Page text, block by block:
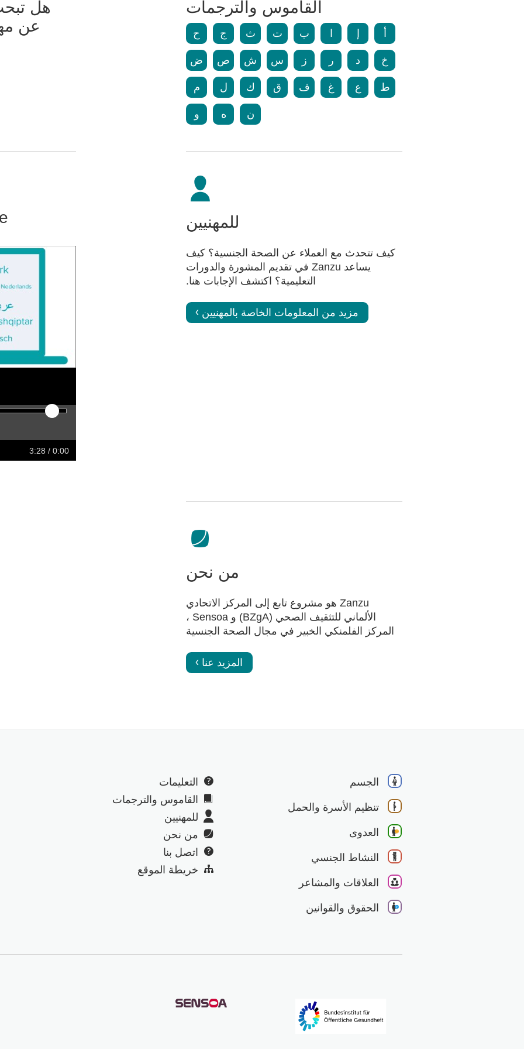
القاموس والترجمات
أ إ ا ب ت ث ج ح
خ د ر ز س ش ص ض
ط ع غ ف ق ك ل م
ن ه و
هل
عن
للمهنيين
كيف تتحدث مع العملاء عن الصحة الجنسية؟ كيف
يساعد Zanzu في تقديم المشورة والدورات
التعليمية؟ اكتشف الإجابات هنا.
مزيد من المعلومات الخاصة بالمهنيين
0:00
/ 3:28
من نحن
Zanzu هو مشروع تابع إلى المركز الاتحادي
الألماني للتثقيف الصحي (BZgA) و Sensoa ،
المركز الفلمنكي الخبير في مجال الصحة الجنسية
المزيد عنا
الجسم
تنظيم الأسرة والحمل
العدوى
النشاط الجنسي
العلاقات والمشاعر
الحقوق والقوانين
التعليمات
القاموس والترجمات
للمهنيين
من نحن
اتصل بنا
خريطة الموقع